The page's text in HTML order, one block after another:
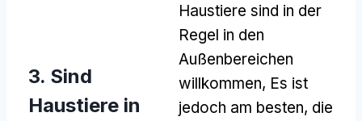
3. Sind
Haustiere in
Haustiere sind in der
Regel in den
Außenbereichen
willkommen, Es ist
jedoch am besten, die